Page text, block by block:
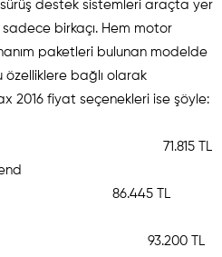
destek sistemleri araçta yer
birkaçı. Hem motor
paketleri bulunan modelde
özelliklere bağlı olarak
2016 fiyat seçenekleri ise şöyle:
TL
TL
93.200 TL